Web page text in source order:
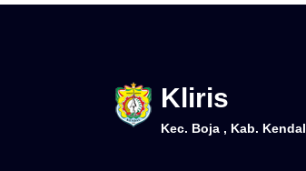
Kliris
Kec. Boja , Kab. Kendal